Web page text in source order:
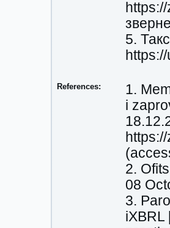
5.
References:
1.
i
2.
08
3.
iXBRL